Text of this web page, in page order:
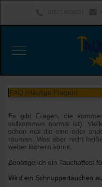
Mobile Menu Toggle
FAQ (Häufige Fragen)
Es gibt Fragen, die
vollkommen normal ist).
schon mal die eine oder
räumen. Was aber nicht
weiter löchern könnt.
Benötige ich ein Tauchattest
Wird ein Schnuppertauchen